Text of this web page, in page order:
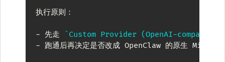
执行原则：
- 先走
`Custom Provider (OpenAI-
- 跑通后再决定是否改成 OpenClaw 的原生